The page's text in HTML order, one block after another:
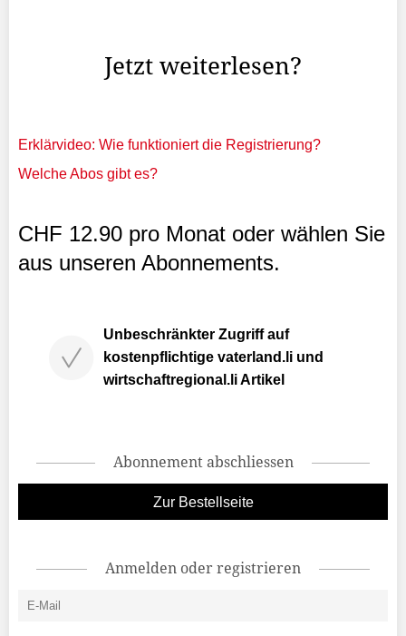
Jetzt weiterlesen?
Erklärvideo: Wie funktioniert die Registrierung?
Welche Abos gibt es?
CHF 12.90 pro Monat oder wählen Sie
aus unseren Abonnements.
Unbeschränkter Zugriff auf
kostenpflichtige vaterland.li und
wirtschaftregional.li Artikel
Abonnement abschliessen
Zur Bestellseite
Anmelden oder registrieren